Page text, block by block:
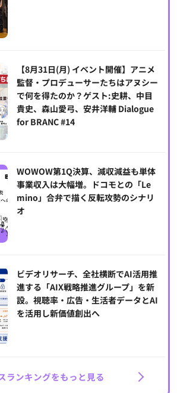
【8月31日(月) イベント開催】アニメ
監督・プロデューサーたちはアヌシー
で何を得たのか？ゲスト:史耕、中目
貴史、森山愛弓、安井洋輔 Dialogue
for BRANC #14
WOWOW第1Q決算、減収減益も単体
事業収入は大幅増。ドコモとの「Le
mino」合弁で描く反転攻勢のシナリ
オ
ビデオリサーチ、全社横断でAI活用推
進する「AIX戦略推進グループ」を新
設。視聴率・広告・生活者データとAI
を活用し新価値創出へ
ランキングをもっと見る